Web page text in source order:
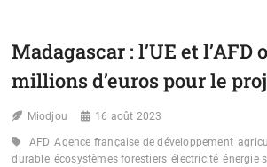
Madagascar : l’UE et l’AFD
millions d’euros pour le
Miodjou 16 août 2023
AFD Agence française de développement
durable écosystèmes forestiers électricité énergie